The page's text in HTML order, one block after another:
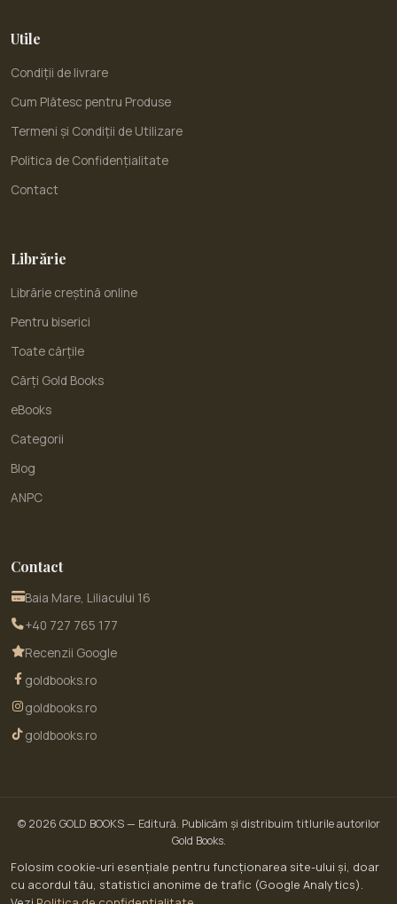
Utile
Condiții de livrare
Cum Plătesc pentru Produse
Termeni și Condiții de Utilizare
Politica de Confidențialitate
Contact
Librărie
Librărie creștină online
Pentru biserici
Toate cărțile
Cărți Gold Books
eBooks
Categorii
Blog
ANPC
Contact
Baia Mare, Liliacului 16
+40 727 765 177
Recenzii Google
goldbooks.ro
goldbooks.ro
goldbooks.ro
© 2026 GOLD BOOKS— Editură. Publicăm și distribuim titlurile autorilor
Gold Books.
© 2026 GoldBooks · un serviciu WOW SITE EXPERT SRL · CUI RO30450643 · Str.
Liliacului nr. 16, Baia Mare, jud. Maramureș
ANPC — Soluționarea Alternativă a Litigiilor (SAL)
Folosim cookie-uri esențiale pentru funcționarea site-ului și, doar
cu acordul tău, statistici anonime de trafic (Google Analytics).